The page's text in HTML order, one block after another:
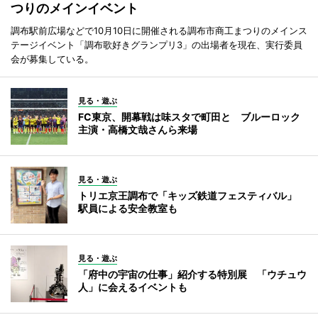
つりのメインイベント
調布駅前広場などで10月10日に開催される調布市商工まつりのメインス
テージイベント「調布歌好きグランプリ3」の出場者を現在、実行委員
会が募集している。
見る・遊ぶ
FC東京、開幕戦は味スタで町田と ブルーロック
主演・高橋文哉さんら来場
見る・遊ぶ
トリエ京王調布で「キッズ鉄道フェスティバル」
駅員による安全教室も
見る・遊ぶ
「府中の宇宙の仕事」紹介する特別展 「ウチュウ
人」に会えるイベントも